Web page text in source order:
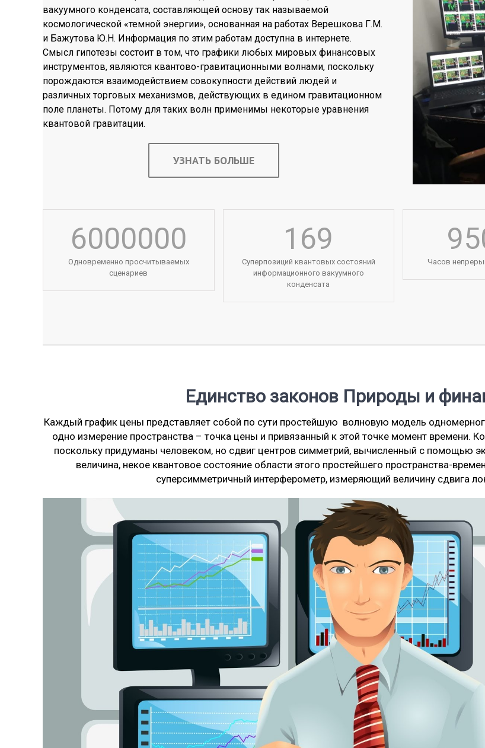
вакуумного конденсата, составляющей основу так называемой
космологической «темной энергии», основанная на работах Верешкова Г.М.
и Бажутова Ю.Н. Информация по этим работам доступна в интернете.
Смысл гипотезы состоит в том, что графики любых мировых финансовых
инструментов, являются квантово-гравитационными волнами, поскольку
порождаются взаимодействием совокупности действий людей и
различных торговых механизмов, действующих в едином гравитационном
поле планеты. Потому для таких волн применимы некоторые уравнения
квантовой гравитации.
УЗНАТЬ БОЛЬШЕ
6000000
Одновременно просчитываемых
сценариев
169
Суперпозиций квантовых состояний
информационного вакуумного
конденсата
Часов
Единство законов Природы и
Каждый график цены представляет собой по сути простейшую волновую модель
одно измерение пространства – точка цены и привязанный к этой точке момент времени.
поскольку придуманы человеком, но сдвиг центров симметрий, вычисленный с помощью
величина, некое квантовое состояние области этого простейшего пространства-
суперсимметричный интерферометр, измеряющий величину сдвига